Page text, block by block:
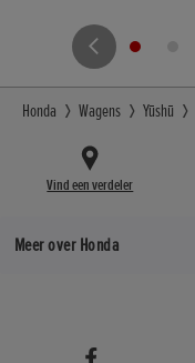
Honda Wagens Yūshū
Vind een verdeler
Meer over Honda